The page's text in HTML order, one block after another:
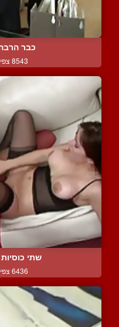
כבר
8543 צפיות
שתי
6436 צפיות